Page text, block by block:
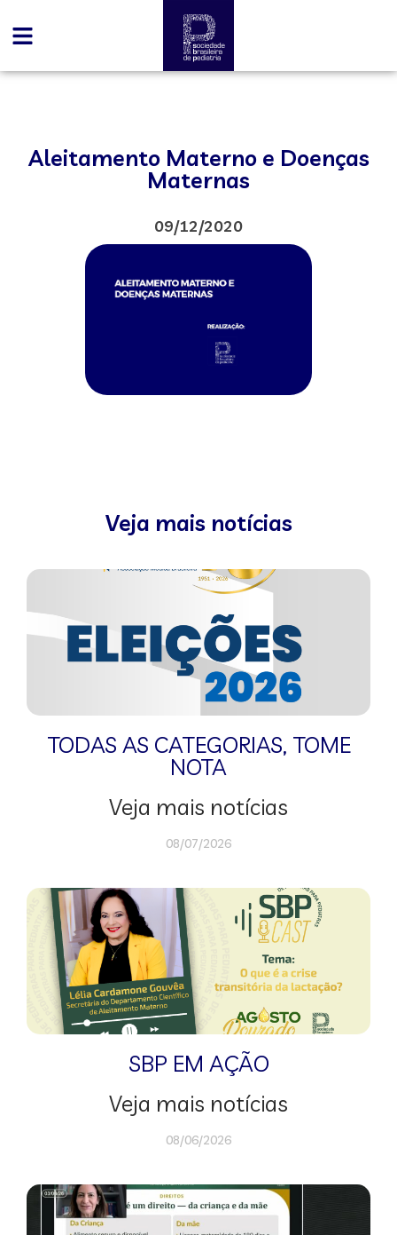
Aleitamento Materno e Doenças
Maternas
09/12/2020
Veja mais notícias
TODAS AS CATEGORIAS, TOME
NOTA
Veja mais notícias
08/07/2026
SBP EM AÇÃO
Veja mais notícias
08/06/2026